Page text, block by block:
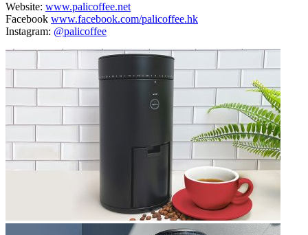
Website: www.palicoffee.net
Facebook www.facebook.com/palicoffee.hk
Instagram: @palicoffee